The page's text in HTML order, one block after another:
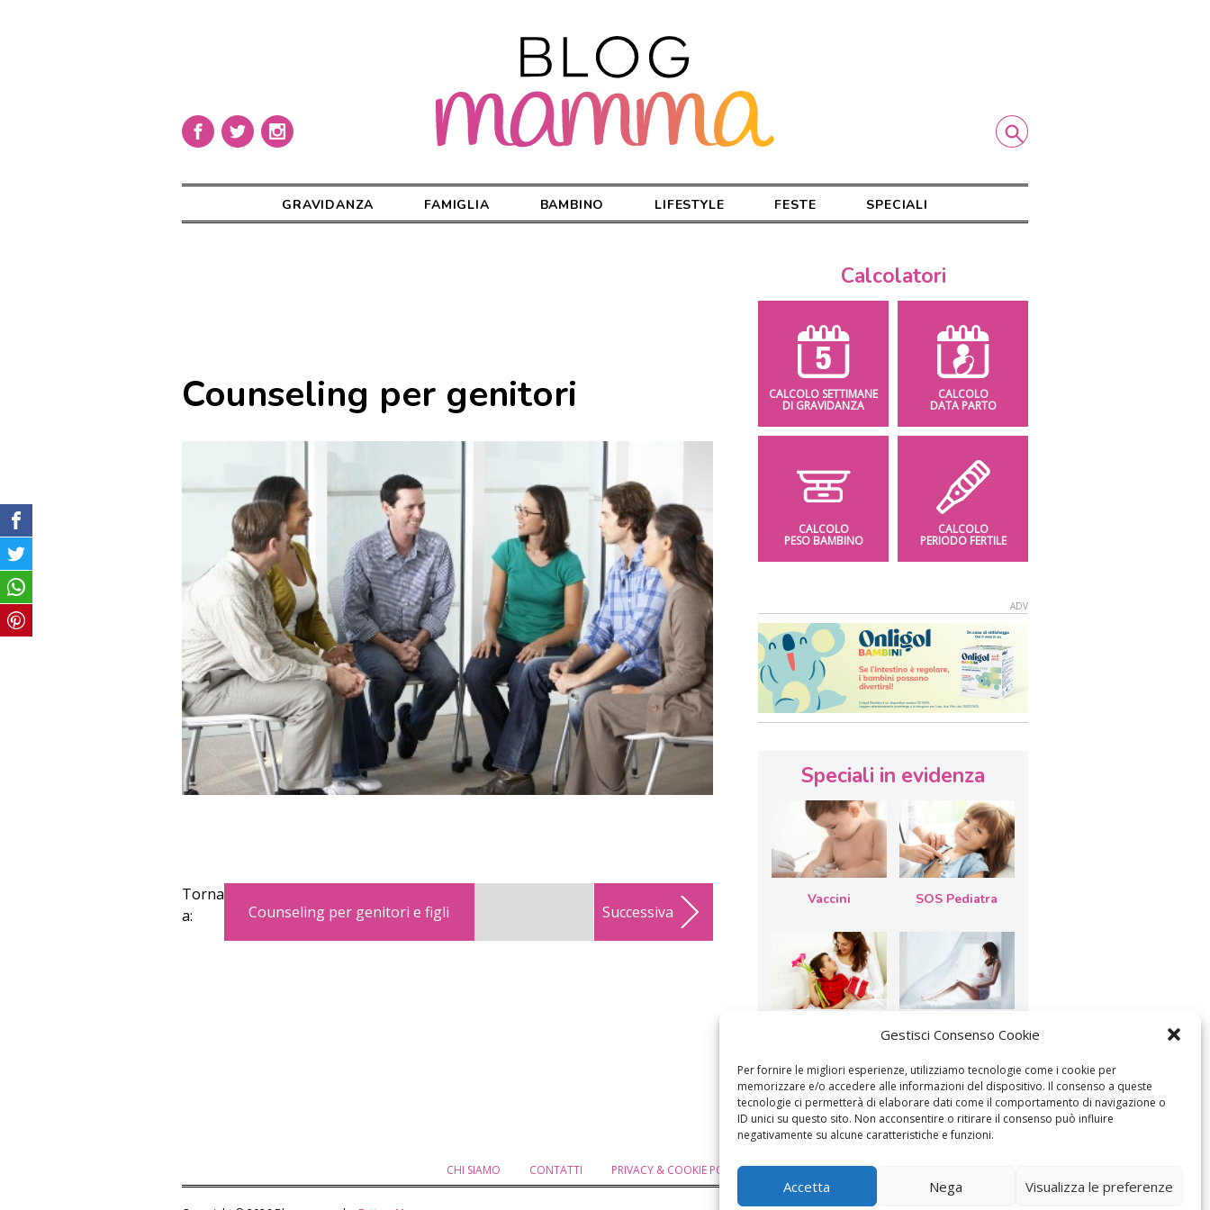
Gestisci Consenso Cookie
Per fornire le migliori esperienze, utilizziamo tecnologie come i cookie per
memorizzare e/o accedere alle informazioni del dispositivo. Il consenso a queste
tecnologie ci permetterà di elaborare dati come il comportamento di navigazione o
ID unici su questo sito. Non acconsentire o ritirare il consenso può influire
negativamente su alcune caratteristiche e funzioni.
Accetta Nega Visualizza le preferenze
GRAVIDANZA FAMIGLIA BAMBINO LIFESTYLE FESTE SPECIALI
Counseling per genitori
Torna
a:
Counseling per genitori e figli Successiva
Calcolatori
CALCOLO SETTIMANE
DI GRAVIDANZA
CALCOLO
DATA PARTO
CALCOLO
PESO BAMBINO
CALCOLO
PERIODO FERTILE
Speciali in evidenza
Vaccini SOS Pediatra
mamma: lavoretti,
filastrocche
Le settimane di
gravidanza
CHI SIAMO CONTATTI PRIVACY & COOKIE POLICY MODIFICA IL CONSENSO